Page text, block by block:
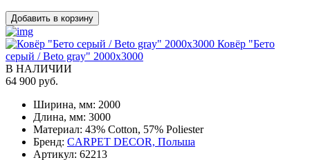
Добавить в корзину
Ковёр "Бето
серый / Beto gray" 2000x3000
В НАЛИЧИИ
64 900 руб.
Ширина, мм: 2000
Длина, мм: 3000
Материал: 43% Cotton, 57% Poliester
Бренд: CARPET DECOR, Польша
Артикул: 62213